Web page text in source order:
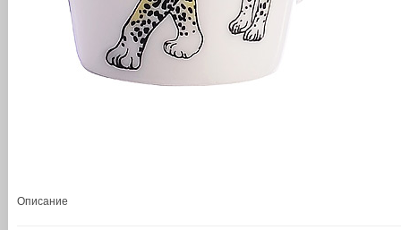
Описание